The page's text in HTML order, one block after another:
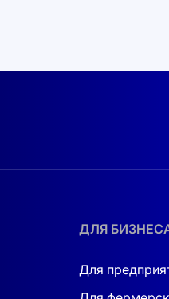
ДЛЯ
Для